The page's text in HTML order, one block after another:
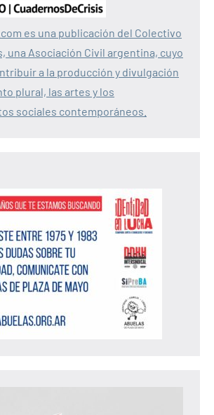
es una publicación del Colectivo
una Asociación Civil argentina, cuyo
a la producción y divulgación
plural, las artes y los
sociales contemporáneos.